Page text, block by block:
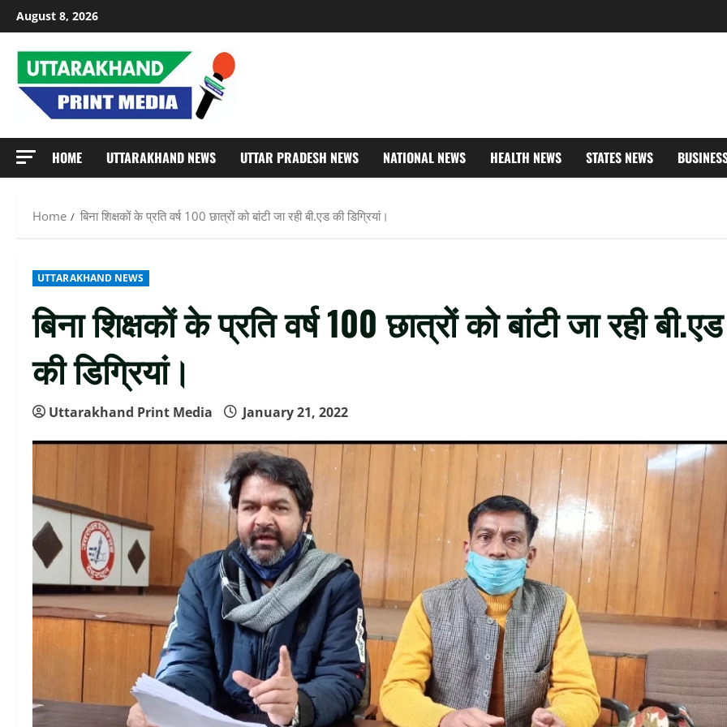
Skip
to
content
August 8, 2026
HOME UTTARAKHAND NEWS UTTAR PRADESH NEWS NATIONAL NEWS HEALTH NEWS STATES NEWS
Home बिना शिक्षकों के प्रति वर्ष 100 छात्रों को बांटी जा रही बी.एड की डिग्रियां।
UTTARAKHAND NEWS
बिना शिक्षकों के प्रति वर्ष 100 छात्रों को बांटी जा रही बी.एड
की डिग्रियां।
Uttarakhand Print Media January 21, 2022